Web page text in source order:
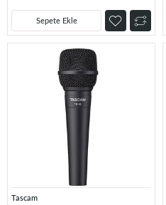
Sepete Ekle
Tascam